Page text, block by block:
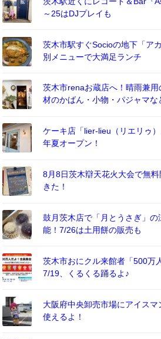
～25はDJプレイも
茨木市駅すぐSocioの地下「ア
別メニューで大満足ランチ
茨木市renaお蔵店へ！晴雨兼
材のかばん・小物・パジャマな
ケーキ店「lier-lieu（リエリゥ
年夏オープン！
8月8日茨木辯天花火大会で無
きた！
鼓月茨木店で「月とうさぎ」
能！7/26は土用餅の販売も
茨木市おにクル来館者「500万
7/19、くるくる踊るよ♪
大阪府中央卸売市場にアイス
使えるよ！